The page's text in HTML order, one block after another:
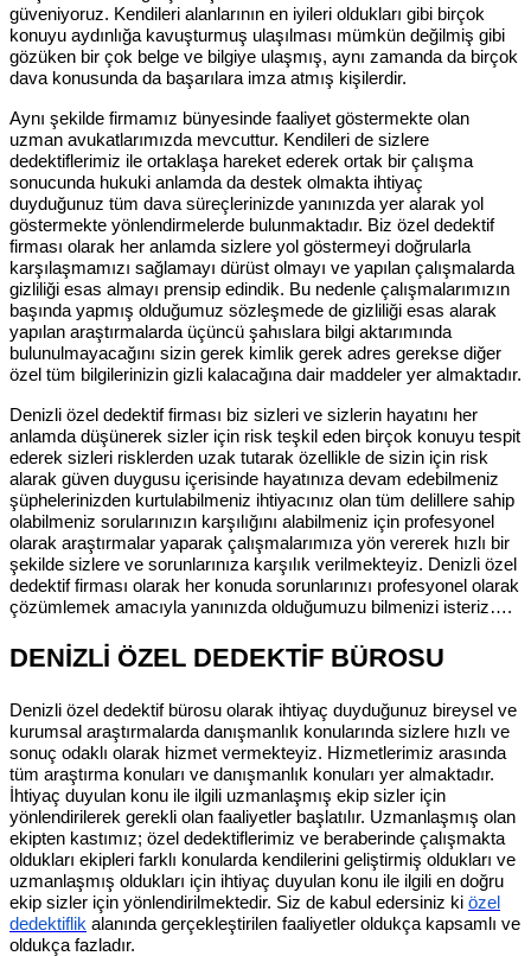
güveniyoruz. Kendileri alanlarının en iyileri oldukları gibi birçok
konuyu aydınlığa kavuşturmuş ulaşılması mümkün değilmiş gibi
gözüken bir çok belge ve bilgiye ulaşmış, aynı zamanda da birçok
dava konusunda da başarılara imza atmış kişilerdir.
Aynı şekilde firmamız bünyesinde faaliyet göstermekte olan
uzman avukatlarımızda mevcuttur. Kendileri de sizlere
dedektiflerimiz ile ortaklaşa hareket ederek ortak bir çalışma
sonucunda hukuki anlamda da destek olmakta ihtiyaç
duyduğunuz tüm dava süreçlerinizde yanınızda yer alarak yol
göstermekte yönlendirmelerde bulunmaktadır. Biz özel dedektif
firması olarak her anlamda sizlere yol göstermeyi doğrularla
karşılaşmamızı sağlamayı dürüst olmayı ve yapılan çalışmalarda
gizliliği esas almayı prensip edindik. Bu nedenle çalışmalarımızın
başında yapmış olduğumuz sözleşmede de gizliliği esas alarak
yapılan araştırmalarda üçüncü şahıslara bilgi aktarımında
bulunulmayacağını sizin gerek kimlik gerek adres gerekse diğer
özel tüm bilgilerinizin gizli kalacağına dair maddeler yer almaktadır.
Denizli özel dedektif firması biz sizleri ve sizlerin hayatını her
anlamda düşünerek sizler için risk teşkil eden birçok konuyu tespit
ederek sizleri risklerden uzak tutarak özellikle de sizin için risk
alarak güven duygusu içerisinde hayatınıza devam edebilmeniz
şüphelerinizden kurtulabilmeniz ihtiyacınız olan tüm delillere sahip
olabilmeniz sorularınızın karşılığını alabilmeniz için profesyonel
olarak araştırmalar yaparak çalışmalarımıza yön vererek hızlı bir
şekilde sizlere ve sorunlarınıza karşılık verilmekteyiz. Denizli özel
dedektif firması olarak her konuda sorunlarınızı profesyonel olarak
çözümlemek amacıyla yanınızda olduğumuzu bilmenizi isteriz….
DENİZLİ ÖZEL DEDEKTİF BÜROSU
Denizli özel dedektif bürosu olarak ihtiyaç duyduğunuz bireysel ve
kurumsal araştırmalarda danışmanlık konularında sizlere hızlı ve
sonuç odaklı olarak hizmet vermekteyiz. Hizmetlerimiz arasında
tüm araştırma konuları ve danışmanlık konuları yer almaktadır.
İhtiyaç duyulan konu ile ilgili uzmanlaşmış ekip sizler için
yönlendirilerek gerekli olan faaliyetler başlatılır. Uzmanlaşmış olan
ekipten kastımız; özel dedektiflerimiz ve beraberinde çalışmakta
oldukları ekipleri farklı konularda kendilerini geliştirmiş oldukları ve
uzmanlaşmış oldukları için ihtiyaç duyulan konu ile ilgili en doğru
ekip sizler için yönlendirilmektedir. Siz de kabul edersiniz ki özel
dedektiflik alanında gerçekleştirilen faaliyetler oldukça kapsamlı ve
oldukça fazladır.